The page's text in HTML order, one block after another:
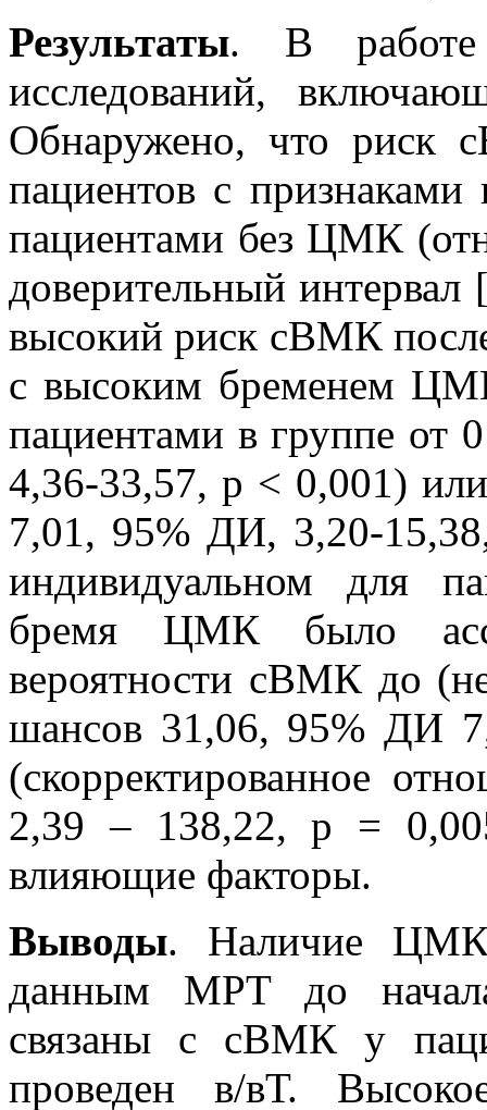
Результаты. В работе
исследований,
Обнаружено, что
пациентов с
пациентами без ЦМК
доверительный
высокий риск сВМК
с высоким бременем
пациентами в группе
4,36-33,57, р < 0,001)
7,01, 95% ДИ, 3,20-
индивидуальном для
бремя ЦМК было
вероятности сВМК до
шансов 31,06, 95% ДИ
(скорректированное
2,39 – 138,22, р =
влияющие факторы.
Выводы. Наличие
данным МРТ до
связаны с сВМК у
проведен в/вТ.